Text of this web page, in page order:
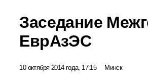
Заседание
ЕврАзЭС
10 октября 2014 года, 17:15 Минск